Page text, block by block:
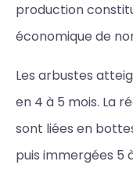
production
économique de
Les arbustes
en 4 à 5 mois. La
sont liées en
puis immergées 5